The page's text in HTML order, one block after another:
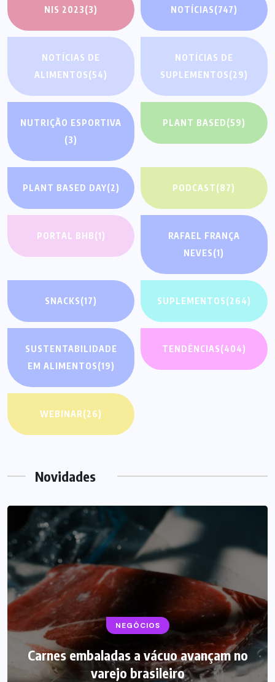
NIS 2023(3) NOTÍCIAS(747)
NOTÍCIAS DE
ALIMENTOS(54)
NOTÍCIAS DE
SUPLEMENTOS(29)
NUTRIÇÃO ESPORTIVA
(3)
PLANT BASED(59)
PLANT BASED DAY(2) PODCAST(87)
PORTAL BHB(1)
RAFAEL FRANÇA
NEVES(1)
SNACKS(17) SUPLEMENTOS(264)
SUSTENTABILIDADE
EM ALIMENTOS(19)
TENDÊNCIAS(404)
WEBINAR(26)
Novidades
NEGÓCIOS
Carnes embaladas a vácuo avançam no
varejo brasileiro
BEBIDAS LANÇAMENTOS
Starbucks aposta em leite proteico no
Brasil